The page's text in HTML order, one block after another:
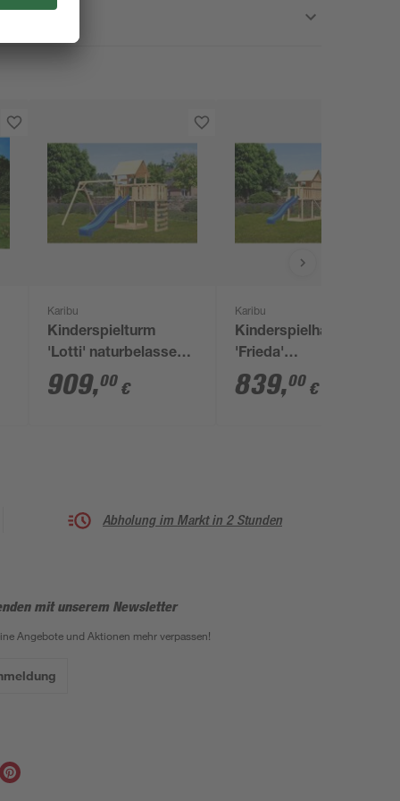
Karibu
Kinderspielturm
'Lotti' naturbelassene
nordische Fichte 107
x 291 x 107 cm
909,00 €
Karibu
Kinderspielhaus
'Frieda'
naturbelassene
nordische Fichte 107
839,00 €
Abholung im Markt in 2 Stunden
mit unserem Newsletter
Angebote und Aktionen mehr verpassen!